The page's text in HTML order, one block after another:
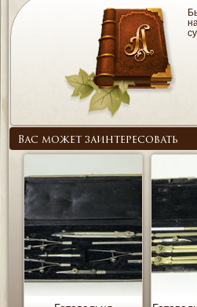
Вас может заинтересовать